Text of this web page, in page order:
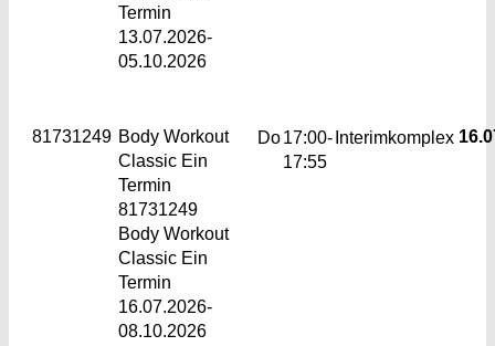
Termin
13.07.2026-
05.10.2026
81731249 Body Workout
Classic Ein
Termin
81731249
Body Workout
Classic Ein
Termin
16.07.2026-
08.10.2026
Do17:00-
17:55
Interimkomplex